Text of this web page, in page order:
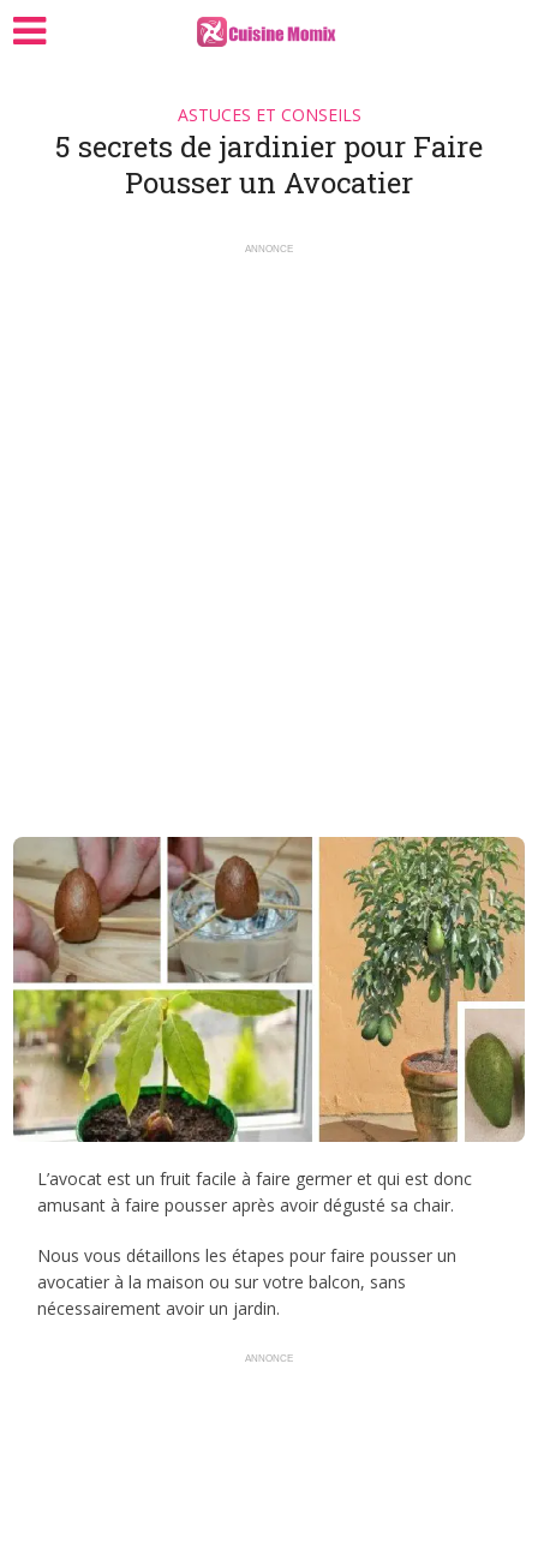
ASTUCES ET CONSEILS
5 secrets de jardinier pour Faire
Pousser un Avocatier
ANNONCE
L’avocat est un fruit facile à faire germer et qui est donc
amusant à faire pousser après avoir dégusté sa chair.
Nous vous détaillons les étapes pour faire pousser un
avocatier à la maison ou sur votre balcon, sans
nécessairement avoir un jardin.
ANNONCE